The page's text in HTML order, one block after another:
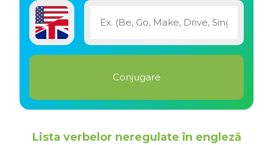
Lista verbelor neregulate în engleză